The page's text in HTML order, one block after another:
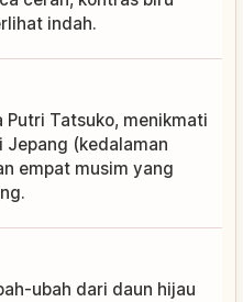
indah.
Tatsuko, menikmati
Jepang (kedalaman
empat musim yang
ubah dari daun hijau